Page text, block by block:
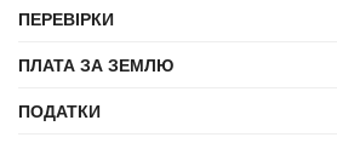
ПЕРЕВІРКИ
ПЛАТА ЗА ЗЕМЛЮ
ПОДАТКИ